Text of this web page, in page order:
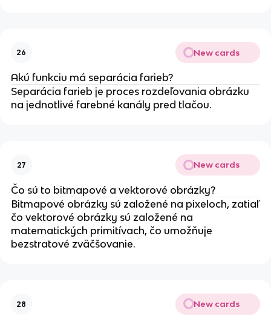
26 New cards
Akú funkciu má separácia farieb?
Separácia farieb je proces rozdeľovania obrázku
na jednotlivé farebné kanály pred tlačou.
27 New cards
Čo sú to bitmapové a vektorové obrázky?
Bitmapové obrázky sú založené na pixeloch, zatiaľ
čo vektorové obrázky sú založené na
matematických primitívach, čo umožňuje
bezstratové zväčšovanie.
28 New cards